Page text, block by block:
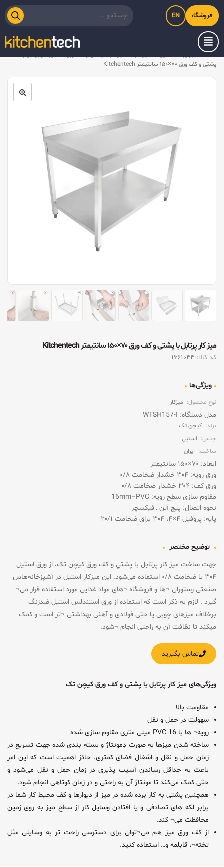
فروشگاه اینترنتی کیت‌لاین
EN
خانه
پشتی و کف ورق ۷۰×۱۵۰ سانتیمتر Kitchentech
ميز کار پرتابل با پشتی و کف ورق ۷۰×۱۵۰ سانتیمتر Kitchentech
جهت ساخت ميز کار پرتابل با پشتي و کف ورق کیچن تک، از ورق استیل
۳۰۴ با ضخامت ۰/۸ استفاده می‌شود. این میزکار استیل در آشپزخانه‌هاس
صنعتی رستوران ¬ها و فروشگاه ¬های مواد غذایی مورد استفاده قرار می¬
گیرد . لازم به ذکر است که استفاده از ورق استندلس استیل ضدزنگ
برخلاف میزهای چوبی یا حتی فولادی و آهنی بهداشتی ¬تر است و کمک
میکند تا نظافت آن به راحتی انجام ¬شود.
کد کالا: 1661044
ویژگی‌ها
نوع محصول: میزکار
مدل دستگاه: WTSH157-I
برند: کیچن تک
جنس: استیل
ساخت: ایران
ابعاد: ۷۰×۱۵۰ سانتیمتر
ورق رویه: ۳۰۴ خشدار ضخامت ۰/۸
ورق کف: ۳۰۴ خشدار ضخامت ۰/۸
مقاوم سازی سطح رویه: 16mm–PVC
نحوه اتصال: پیچ آلن ـ فیکسچر
پایه: پروفیل ۴×۴، ۳۰۴ براق ضخامت ۲۰/۱
توضیح مختصر
تماس بگیرید
ویژگی‌های ميز کار پرتابل با پشتی و کف ورق کیچن تک
مقاومت بالا
سهولت در حمل و نقل
رویه¬ ها با PVC 16 میلی متری مقاوم سازی شده
ساخته شدن میزها به صورت دِمونتاژ و بسته بندی شده جهت تسریع در
زمان حمل و نقل و اشغال فضای کمتری. حائز اهمیت است که این امر
باعث به حداقل رساندن آسیب پذیری در زمان حمل و نقل می‌شود و
حتی کمک می‌کند تا مونتاژ آن به راحتی و در زمان کوتاهی انجام شود.
همچنین پشتی به کار برده شده در میز از دیوارها و کف محیط کار شما در
برابر لکه های تصادفی و یا افتادن وسایل کار از سطح میز به روی زمین
محافظت می¬ کند.
از کف ورق میز هم می¬توان برای دسترسی راحت تر به وسایلی مثل
تخته¬، قابلمه و… استفاده کنید.